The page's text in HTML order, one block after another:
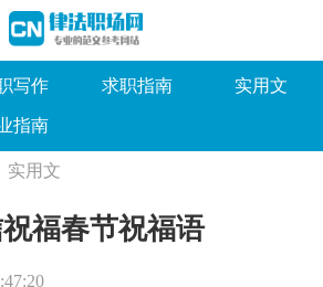
写作 求职指南 实用文
指南
实用文
福春节祝福语